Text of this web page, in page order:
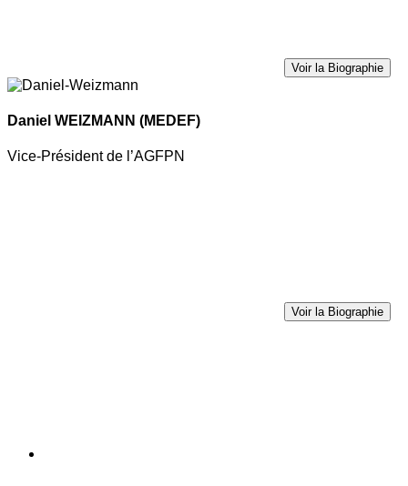
Voir la Biographie
Daniel WEIZMANN (MEDEF)
Vice-Président de l’AGFPN
Voir la Biographie